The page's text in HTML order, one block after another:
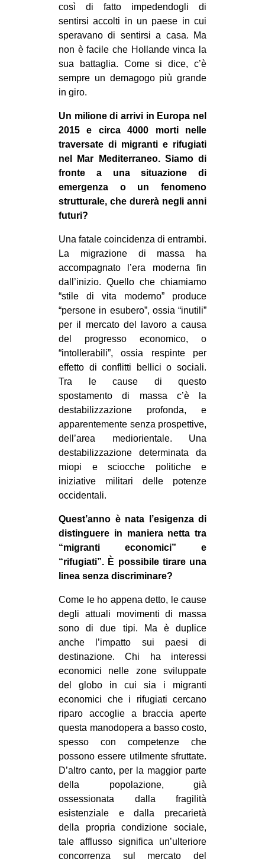
così di fatto impedendogli di
sentirsi accolti in un paese in cui
speravano di sentirsi a casa. Ma
non è facile che Hollande vinca la
sua battaglia. Come si dice, c’è
sempre un demagogo più grande
in giro.
Un milione di arrivi in Europa nel
2015 e circa 4000 morti nelle
traversate di migranti e rifugiati
nel Mar Mediterraneo. Siamo di
fronte a una situazione di
emergenza o un fenomeno
strutturale, che durerà negli anni
futuri?
Una fatale coincidenza di entrambi.
La migrazione di massa ha
accompagnato l’era moderna fin
dall’inizio. Quello che chiamiamo
“stile di vita moderno” produce
“persone in esubero”, ossia “inutili”
per il mercato del lavoro a causa
del progresso economico, o
“intollerabili”, ossia respinte per
effetto di conflitti bellici o sociali.
Tra le cause di questo
spostamento di massa c’è la
destabilizzazione profonda, e
apparentemente senza prospettive,
dell’area mediorientale. Una
destabilizzazione determinata da
miopi e sciocche politiche e
iniziative militari delle potenze
occidentali.
Quest’anno è nata l’esigenza di
distinguere in maniera netta tra
“migranti economici” e
“rifugiati”. È possibile tirare una
linea senza discriminare?
Come le ho appena detto, le cause
degli attuali movimenti di massa
sono di due tipi. Ma è duplice
anche l’impatto sui paesi di
destinazione. Chi ha interessi
economici nelle zone sviluppate
del globo in cui sia i migranti
economici che i rifugiati cercano
riparo accoglie a braccia aperte
questa manodopera a basso costo,
spesso con competenze che
possono essere utilmente sfruttate.
D’altro canto, per la maggior parte
della popolazione, già
ossessionata dalla fragilità
esistenziale e dalla precarietà
della propria condizione sociale,
tale afflusso significa un’ulteriore
concorrenza sul mercato del